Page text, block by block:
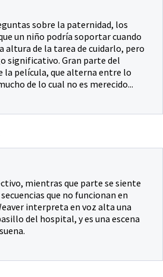
sobre la paternidad, los
un niño podría soportar cuando
altura de la tarea de cuidarlo, pero
significativo. Gran parte del
la película, que alterna entre lo
de lo cual no es merecido...
mientras que parte se siente
que no funcionan en
interpreta en voz alta una
del hospital, y es una escena